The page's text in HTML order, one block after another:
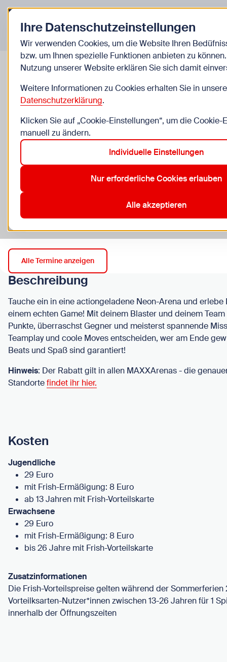
Zurück zur Startseite
Veranstaltungen
Lasertag
ab Do, 6.8. bis So, 30.8.
Lasermaxx, Holzmanngasse 1, 1210 Wien
Zu den Kosten
Alle Termine anzeigen
Beschreibung
Tauche ein in eine actiongeladene Neon-Arena und erlebe
einem echten Game! Mit deinem Blaster und deinem
Punkte, überraschst Gegner und meisterst spannende
Teamplay und coole Moves entscheiden, wer am Ende
Beats und Spaß sind garantiert!
Hinweis: Der Rabatt gilt in allen MAXXArenas - die
Standortefindet ihr hier.
Kosten
Jugendliche
29 Euro
mit Frish-Ermäßigung: 8 Euro
ab 13 Jahren mit Frish-Vorteilskarte
Erwachsene
29 Euro
mit Frish-Ermäßigung: 8 Euro
bis 26 Jahre mit Frish-Vorteilskarte
Zusatzinformationen
Die Frish-Vorteilspreise gelten während der
Vorteilksarten-Nutzer*innen zwischen 13-26 Jahren für 1
innerhalb der Öffnungszeiten
Ihre Datenschutzeinstellungen
Wir verwenden Cookies, um die Website Ihren
bzw. um Ihnen spezielle Funktionen anbieten zu
Nutzung unserer Website erklären Sie sich damit
Weitere Informationen zu Cookies erhalten Sie in
Datenschutzerklärung.
Klicken Sie auf „Cookie-Einstellungen“, um die Cookie-
manuell zu ändern.
Individuelle Einstellungen
Nur erforderliche Cookies erlauben
Alle akzeptieren